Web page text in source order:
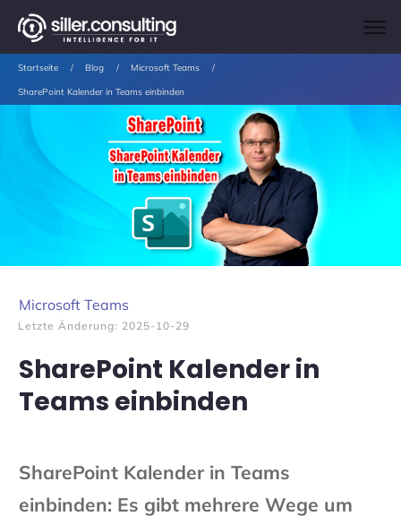
Startseite / Blog / Microsoft Teams /
SharePoint Kalender in Teams einbinden
Microsoft Teams
Letzte Änderung: 2025-10-29
SharePoint Kalender in
Teams einbinden
SharePoint Kalender in Teams
einbinden: Es gibt mehrere Wege um